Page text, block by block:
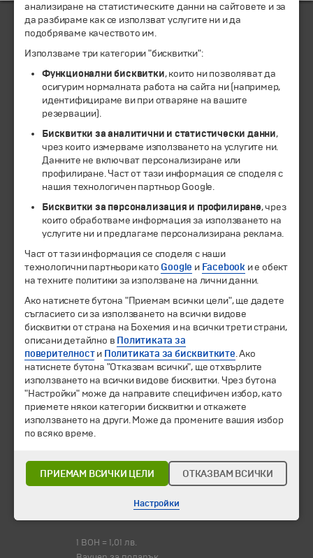
ЧЛЕН НА
© 1994-2026 Бохемия ООД.Всички права запазени.
Екскурзии и почивки
Направления
Календар
Всички програми от А до Я
Промоции
Горещи оферти
Потвърдени дати
Празници
Оферта на деня
Туристически обекти
Самолетни билети
Новини
Информационен бюлетин
1 BOH = 1,01 лв.
анализиране на статистическите данни на сайтовете и за
да разбираме как се използват услугите ни и да
подобряваме качеството им.
Използваме три категории "бисквитки":
Функционални бисквитки, които ни позволяват да
осигурим нормалната работа на сайта ни (например,
идентифицираме ви при отваряне на вашите
резервации).
Бисквитки за аналитични и статистически данни,
чрез които измерваме използването на услугите ни.
Данните не включват персонализиране или
профилиране. Част от тази информация се споделя с
нашия технологичен партньор Google.
Бисквитки за персонализация и профилиране, чрез
които обработваме информация за използването на
услугите ни и предлагаме персонализирана реклама.
Част от тази информация се споделя с наши
технологични партньори като Google и Facebook и е обект
на техните политики за използване на лични данни.
Ако натиснете бутона "Приемам всички цели", ще дадете
съгласието си за използването на всички видове
бисквитки от страна на Бохемия и на всички трети страни,
описани детайлно в Политиката за
поверителности Политиката за бисквитките. Ако
натиснете бутона "Отказвам всички", ще отхвърлите
използването на всички видове бисквитки. Чрез бутона
"Настройки" може да направите специфичен избор, като
приемете някои категории бисквитки и откажете
използването на други. Може да промените вашия избор
по всяко време.
ПРИЕМАМ ВСИЧКИ ЦЕЛИ ОТКАЗВАМ ВСИЧКИ
Настройки